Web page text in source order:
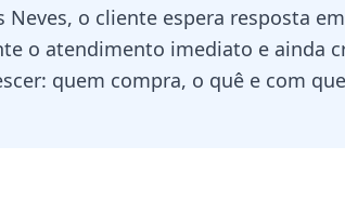
Neves, o cliente espera resposta
o atendimento imediato e ainda
quem compra, o quê e com